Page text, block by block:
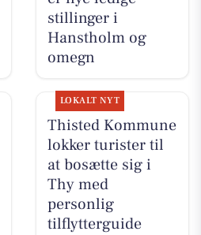
stillinger i
Hanstholm og
omegn
LOKALT NYT
Thisted Kommune
lokker turister til
at bosætte sig i
Thy med
personlig
tilflytterguide